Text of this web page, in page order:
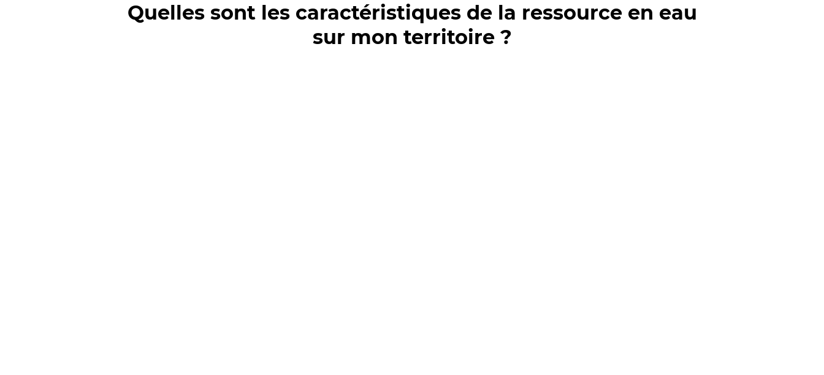
Quelles sont les caractéristiques de la ressource en eau
sur mon territoire ?